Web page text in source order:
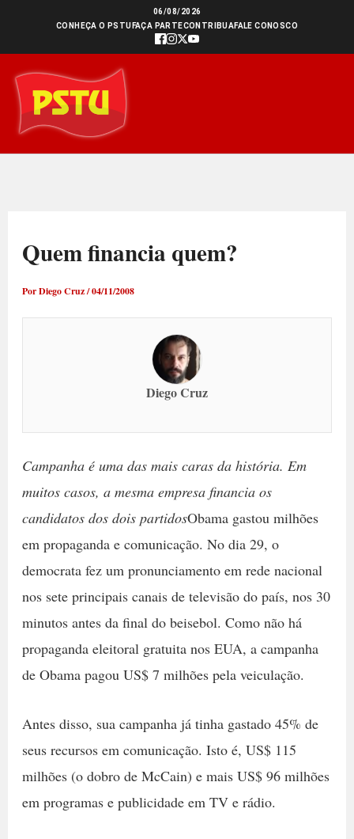
conteúdo
06/08/2026
CONHEÇA O PSTU FAÇA PARTECONTRIBUAFALE CONOSCO
Quem financia quem?
PorDiego Cruz/04/11/2008
Diego Cruz
Campanha é uma das mais caras da história. Em
muitos casos, a mesma empresa financia os
candidatos dos dois partidosObama gastou milhões
em propaganda e comunicação. No dia 29, o
democrata fez um pronunciamento em rede nacional
nos sete principais canais de televisão do país, nos 30
minutos antes da final do beisebol. Como não há
propaganda eleitoral gratuita nos EUA, a campanha
de Obama pagou US$ 7 milhões pela veiculação.
Antes disso, sua campanha já tinha gastado 45% de
seus recursos em comunicação. Isto é, US$ 115
milhões (o dobro de McCain) e mais US$ 96 milhões
em programas e publicidade em TV e rádio.